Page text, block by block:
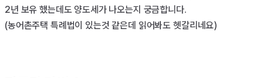
2년 보유 했는데도 양도세가 나오는지 궁금합니다.
(농어촌주택 특례법이 있는것 같은데 읽어봐도 헷갈리네요)